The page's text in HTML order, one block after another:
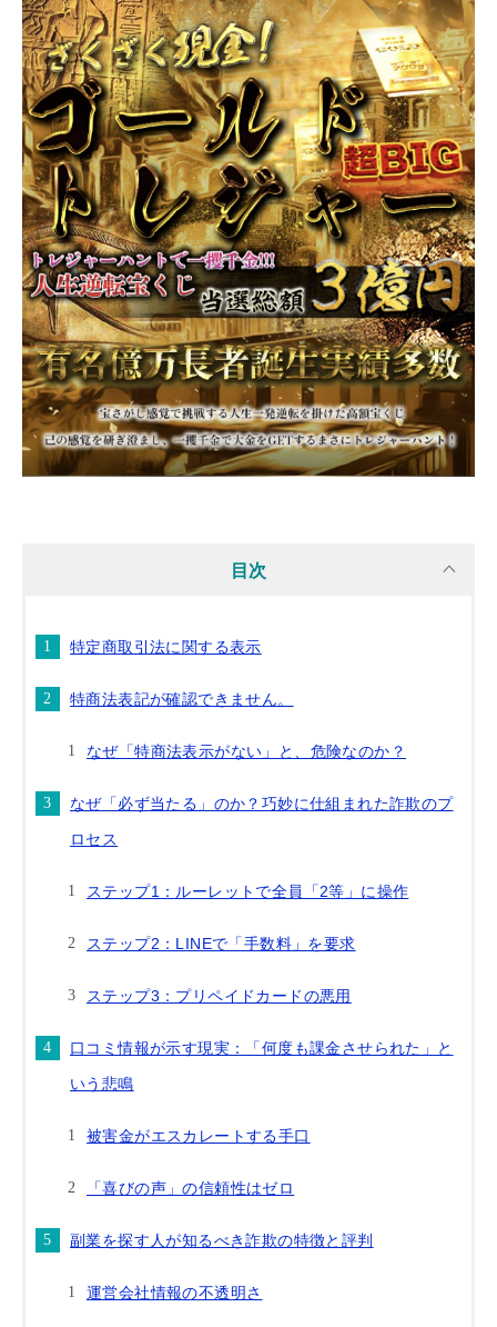
目次
特定商取引法に関する表示
特商法表記が確認できません。
なぜ「特商法表示がない」と、危険なのか？
なぜ「必ず当たる」のか？巧妙に仕組まれた詐欺のプ
ロセス
ステップ1：ルーレットで全員「2等」に操作
ステップ2：LINEで「手数料」を要求
ステップ3：プリペイドカードの悪用
口コミ情報が示す現実：「何度も課金させられた」と
いう悲鳴
被害金がエスカレートする手口
「喜びの声」の信頼性はゼロ
副業を探す人が知るべき詐欺の特徴と評判
運営会社情報の不透明さ